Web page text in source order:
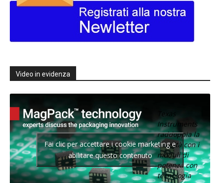
Video in evidenza
Texas
Instruments
raddoppia la
densità con i
moduli di
potenza con
tecnologia
Fai clic per accettare i cookie marketing e
abilitare questo contenuto